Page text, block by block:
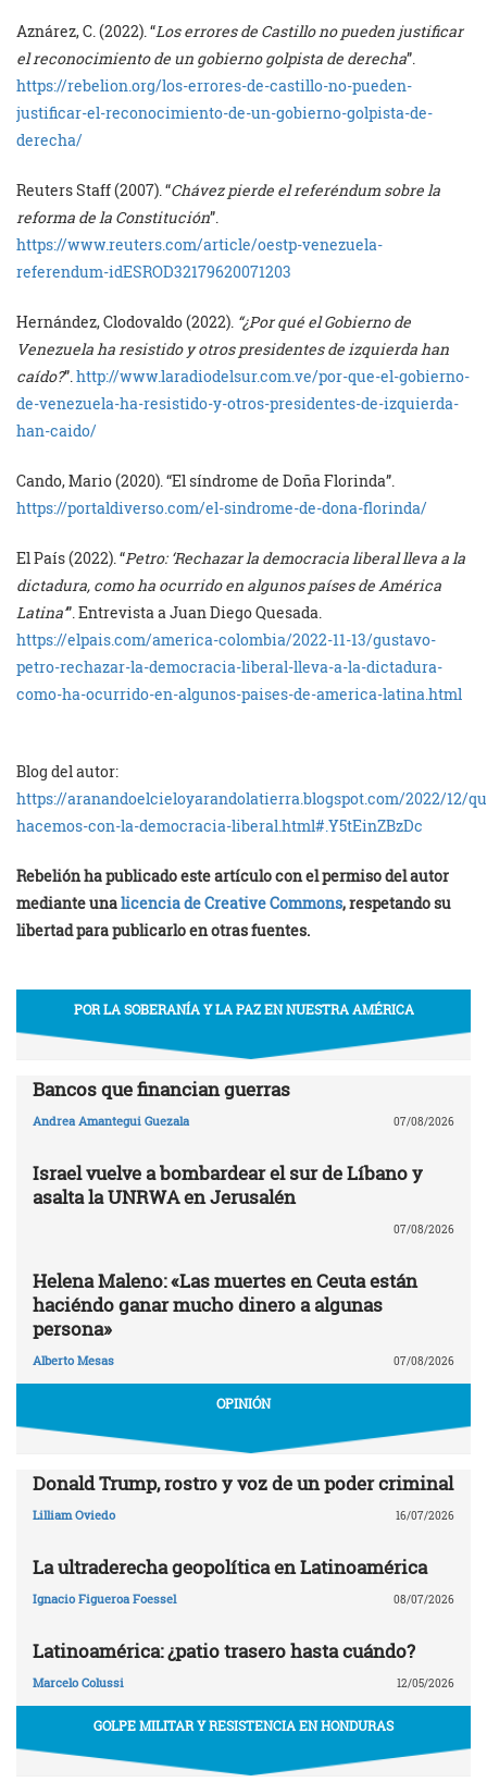
Aznárez, C. (2022). “Los errores de Castillo no pueden justificar
el reconocimiento de un gobierno golpista de derecha”.
https://rebelion.org/los-errores-de-castillo-no-pueden-
justificar-el-reconocimiento-de-un-gobierno-golpista-de-
derecha/
Reuters Staff (2007). “Chávez pierde el referéndum sobre la
reforma de la Constitución”.
https://www.reuters.com/article/oestp-venezuela-
referendum-idESROD32179620071203
Hernández, Clodovaldo (2022). “¿Por qué el Gobierno de
Venezuela ha resistido y otros presidentes de izquierda han
caído?”.http://www.laradiodelsur.com.ve/por-que-el-gobierno-
de-venezuela-ha-resistido-y-otros-presidentes-de-izquierda-
han-caido/
Cando, Mario (2020). “El síndrome de Doña Florinda”.
https://portaldiverso.com/el-sindrome-de-dona-florinda/
El País (2022). “Petro: ‘Rechazar la democracia liberal lleva a la
dictadura, como ha ocurrido en algunos países de América
Latina’”. Entrevista a Juan Diego Quesada.
https://elpais.com/america-colombia/2022-11-13/gustavo-
petro-rechazar-la-democracia-liberal-lleva-a-la-dictadura-
como-ha-ocurrido-en-algunos-paises-de-america-latina.html
Blog del autor:
https://aranandoelcieloyarandolatierra.blogspot.com/2022/12/
hacemos-con-la-democracia-liberal.html#.Y5tEinZBzDc
Rebelión ha publicado este artículo con el permiso del autor
mediante unalicencia de Creative Commons, respetando su
libertad para publicarlo en otras fuentes.
POR LA SOBERANÍA Y LA PAZ EN NUESTRA AMÉRICA
Bancos que financian guerras
Andrea Amantegui Guezala 07/08/2026
Israel vuelve a bombardear el sur de Líbano y
asalta la UNRWA en Jerusalén
07/08/2026
Helena Maleno: «Las muertes en Ceuta están
haciéndo ganar mucho dinero a algunas
persona»
Alberto Mesas 07/08/2026
OPINIÓN
Donald Trump, rostro y voz de un poder criminal
Lilliam Oviedo 16/07/2026
La ultraderecha geopolítica en Latinoamérica
Ignacio Figueroa Foessel 08/07/2026
Latinoamérica: ¿patio trasero hasta cuándo?
Marcelo Colussi 12/05/2026
GOLPE MILITAR Y RESISTENCIA EN HONDURAS